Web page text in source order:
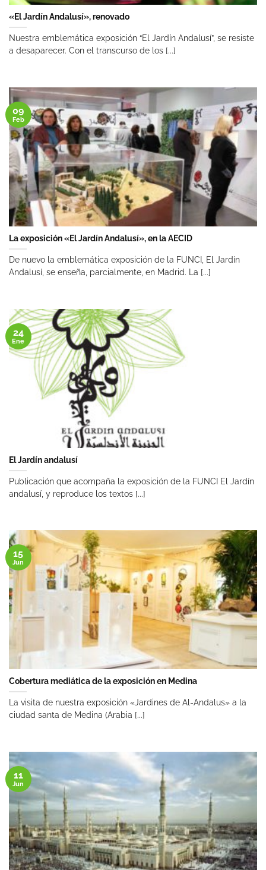
«El Jardín Andalusí», renovado
Nuestra emblemática exposición “El Jardín Andalusí”, se resiste
a desaparecer. Con el transcurso de los [...]
La exposición «El Jardín Andalusí», en la AECID
De nuevo la emblemática exposición de la FUNCI, El Jardín
Andalusí, se enseña, parcialmente, en Madrid. La [...]
09
Feb
El Jardín andalusí
Publicación que acompaña la exposición de la FUNCI El Jardín
andalusí, y reproduce los textos [...]
24
Ene
Cobertura mediática de la exposición en Medina
La visita de nuestra exposición «Jardines de Al-Andalus» a la
ciudad santa de Medina (Arabia [...]
15
Jun
11
Jun